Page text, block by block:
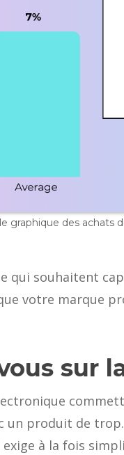
graphique des achats
qui souhaitent
votre marque
sur
un produit de
à la fois